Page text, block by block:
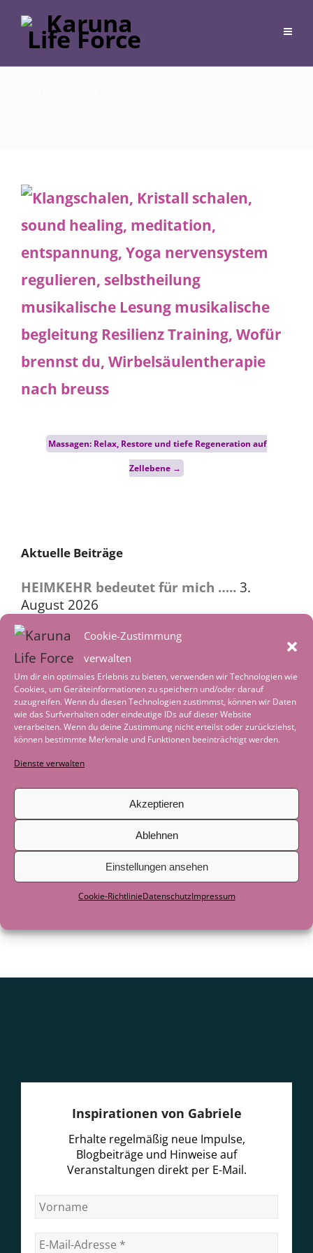
Cookie-Zustimmung
verwalten
Um dir ein optimales Erlebnis zu bieten, verwenden wir Technologien wie
Cookies, um Geräteinformationen zu speichern und/oder darauf
zuzugreifen. Wenn du diesen Technologien zustimmst, können wir Daten
wie das Surfverhalten oder eindeutige IDs auf dieser Website
verarbeiten. Wenn du deine Zustimmung nicht erteilst oder zurückziehst,
können bestimmte Merkmale und Funktionen beeinträchtigt werden.
Dienste verwalten
Akzeptieren
Ablehnen
Einstellungen ansehen
Cookie-RichtlinieDatenschutzImpressum
Post
navigation
Massagen: Relax, Restore und tiefe Regeneration auf
Zellebene →
Aktuelle Beiträge
HEIMKEHR bedeutet für mich …..3.
August 2026
Heimkehr – in ein reguliertes
Nervensystem 2. August 2026
Worte der Achtsamkeit im August 1.
August 2026
Tiefenentspannung – wenn die Welt leise
wird
4. Juli 2026
Worte der Achtsamkeit im Juli1. Juli 2026
Geschichte zum Nachdenken: Als das
Boot nicht mehr gebraucht wurde
Als der See zum Lehrer wurde
Inspirationen von Gabriele
Erhalte regelmäßig neue Impulse,
Blogbeiträge und Hinweise auf
Veranstaltungen direkt per E-Mail.